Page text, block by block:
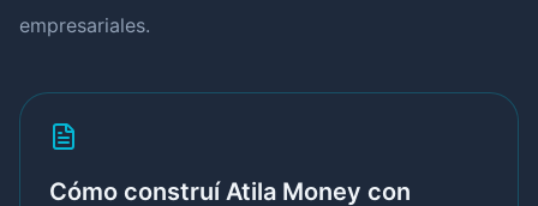
empresariales.
Cómo construí Atila Money con